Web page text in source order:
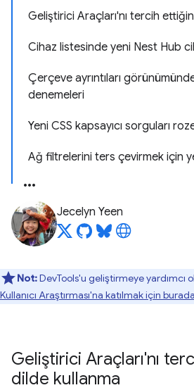
Geliştirici Araçları'nı tercih
Cihaz listesinde yeni Nest Hub
Çerçeve ayrıntıları
denemeleri
Yeni CSS kapsayıcı sorguları
Ağ filtrelerini ters çevirmek için
Jecelyn Yeen
Not:DevTools'u geliştirmeye yardımcı
Kullanıcı Araştırması'na katılmak için
Geliştirici Araçları'nı
dilde kullanma